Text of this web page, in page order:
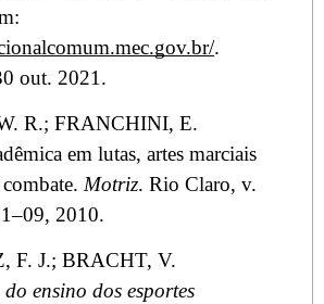
.
out. 2021.
R.; FRANCHINI, E.
em lutas, artes marciais
Motriz. Rio Claro, v.
2010.
F. J.; BRACHT, V.
ensino dos esportes